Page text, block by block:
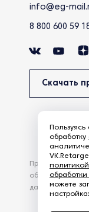
info@eg-
8 800 600 59
Скачать
Продолжая
обработку
данных, в
обработку
можете